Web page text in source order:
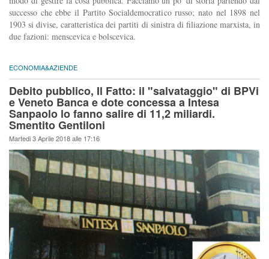
successo che ebbe il Partito Socialdemocratico russo; nato nel 1898 nel
1903 si divise, caratteristica dei partiti di sinistra di filiazione marxista, in
due fazioni: menscevica e bolscevica.
ECONOMIA&AZIENDE
Debito pubblico, Il Fatto: il "salvataggio" di BPVi
e Veneto Banca e dote concessa a Intesa
Sanpaolo lo fanno salire di 11,2 miliardi.
Smentito Gentiloni
Martedi 3 Aprile 2018 alle 17:16